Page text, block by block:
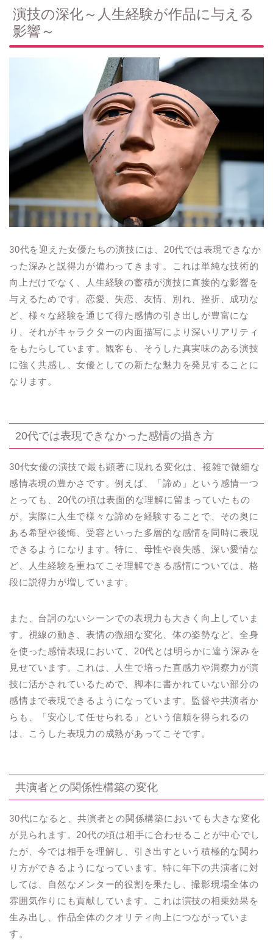
演技の深化～人生経験が作品に与える
影響～
30代を迎えた女優たちの演技には、20代では表現できなか
った深みと説得力が備わってきます。これは単純な技術的
向上だけでなく、人生経験の蓄積が演技に直接的な影響を
与えるためです。恋愛、失恋、友情、別れ、挫折、成功な
ど、様々な経験を通じて得た感情の引き出しが豊富にな
り、それがキャラクターの内面描写により深いリアリティ
をもたらしています。観客も、そうした真実味のある演技
に強く共感し、女優としての新たな魅力を発見することに
なります。
20代では表現できなかった感情の描き方
30代女優の演技で最も顕著に現れる変化は、複雑で微細な
感情表現の豊かさです。例えば、「諦め」という感情一つ
とっても、20代の頃は表面的な理解に留まっていたもの
が、実際に人生で様々な諦めを経験することで、その奥に
ある希望や後悔、受容といった多層的な感情を同時に表現
できるようになります。特に、母性や喪失感、深い愛情な
ど、人生経験を重ねてこそ理解できる感情については、格
段に説得力が増しています。
また、台詞のないシーンでの表現力も大きく向上していま
す。視線の動き、表情の微細な変化、体の姿勢など、全身
を使った感情表現において、20代とは明らかに違う深みを
見せています。これは、人生で培った直感力や洞察力が演
技に活かされているためで、脚本に書かれていない部分の
感情まで表現できるようになっています。監督や共演者か
らも、「安心して任せられる」という信頼を得られるの
は、こうした表現力の成熟があってこそです。
共演者との関係性構築の変化
30代になると、共演者との関係構築においても大きな変化
が見られます。20代の頃は相手に合わせることが中心でし
たが、今では相手を理解し、引き出すという積極的な関わ
り方ができるようになっています。特に年下の共演者に対
しては、自然なメンター的役割を果たし、撮影現場全体の
雰囲気作りにも貢献しています。これは演技の相乗効果を
生み出し、作品全体のクオリティ向上につながっていま
す。